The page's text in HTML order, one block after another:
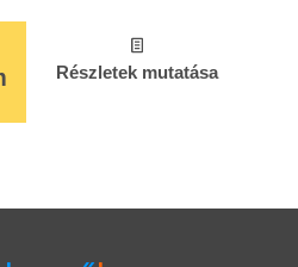
Részletek mutatása